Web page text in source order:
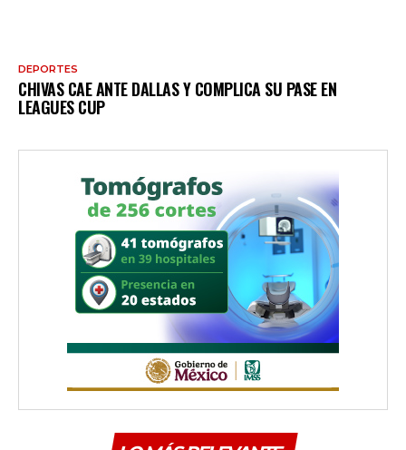
DEPORTES
CHIVAS CAE ANTE DALLAS Y COMPLICA SU PASE EN
LEAGUES CUP